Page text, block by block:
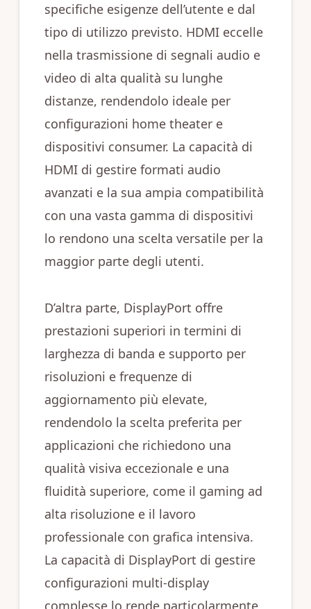
specifiche esigenze dell’utente e dal
tipo di utilizzo previsto. HDMI eccelle
nella trasmissione di segnali audio e
video di alta qualità su lunghe
distanze, rendendolo ideale per
configurazioni home theater e
dispositivi consumer. La capacità di
HDMI di gestire formati audio
avanzati e la sua ampia compatibilità
con una vasta gamma di dispositivi
lo rendono una scelta versatile per la
maggior parte degli utenti.
D’altra parte, DisplayPort offre
prestazioni superiori in termini di
larghezza di banda e supporto per
risoluzioni e frequenze di
aggiornamento più elevate,
rendendolo la scelta preferita per
applicazioni che richiedono una
qualità visiva eccezionale e una
fluidità superiore, come il gaming ad
alta risoluzione e il lavoro
professionale con grafica intensiva.
La capacità di DisplayPort di gestire
configurazioni multi-display
complesse lo rende particolarmente